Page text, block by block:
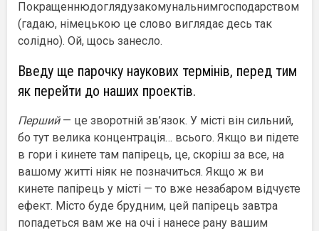
Покращеннюдоглядузакомунальнимгосподарством
(гадаю, німецькою це слово виглядає десь так
солідно). Ой, щось занесло.
Введу ще парочку наукових термінів, перед тим
як перейти до наших проектів.
Перший— це зворотній зв’язок. У місті він сильний,
бо тут велика концентрація… всього. Якщо ви підете
в гори і кинете там папірець, це, скоріш за все, на
вашому житті ніяк не позначиться. Якщо ж ви
кинете папірець у місті — то вже незабаром відчуєте
ефект. Місто буде брудним, цей папірець завтра
попадеться вам же на очі і нанесе рану вашим